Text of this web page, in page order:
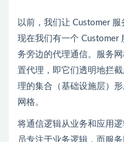
以前，我们让 Customer 服
现在我们有一个 Customer
务旁边的代理通信。服务
置代理，即它们透明地拦
理的集合（基础设施层）
网格。
将通信逻辑从业务和应用
员专注于业务逻辑，而服